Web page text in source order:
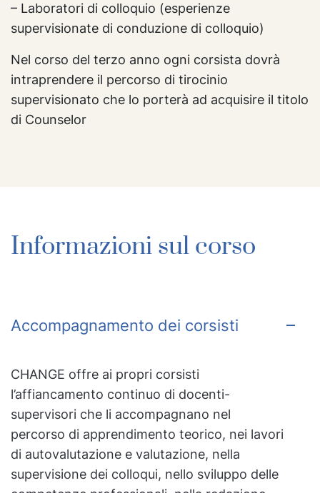
– Laboratori di colloquio (esperienze
supervisionate di conduzione di colloquio)
Nel corso del terzo anno ogni corsista dovrà
intraprendere il percorso di tirocinio
supervisionato che lo porterà ad acquisire il titolo
di Counselor
Informazioni sul corso
Accompagnamento dei corsisti
CHANGE offre ai propri corsisti
l’affiancamento continuo di docenti-
supervisori che li accompagnano nel
percorso di apprendimento teorico, nei lavori
di autovalutazione e valutazione, nella
supervisione dei colloqui, nello sviluppo delle